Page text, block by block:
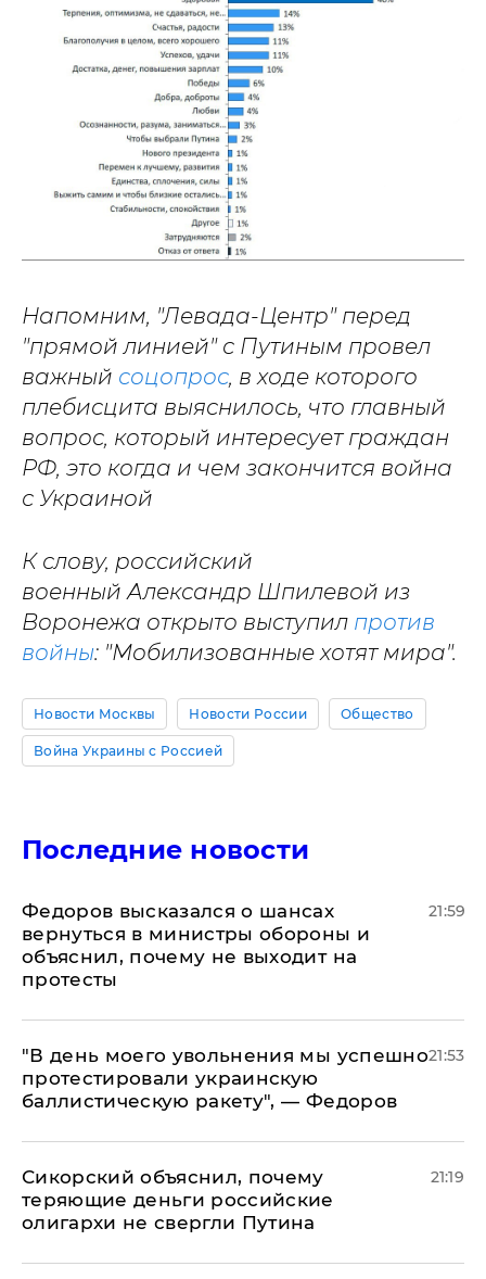
Напомним, "Левада-Центр" перед
"прямой линией" с Путиным провел
важный соцопрос, в ходе которого
плебисцита выяснилось, что главный
вопрос, который интересует граждан
РФ, это когда и чем закончится война
с Украиной
К слову, российский
военный Александр Шпилевой из
Воронежа открыто выступил против
войны: "Мобилизованные хотят мира".
Новости Москвы Новости России Общество
Война Украины с Россией
Последние новости
Федоров высказался о шансах
вернуться в министры обороны и
объяснил, почему не выходит на
протесты
21:59
​"В день моего увольнения мы успешно
протестировали украинскую
баллистическую ракету", — Федоров
21:53
Сикорский объяснил, почему
теряющие деньги российские
олигархи не свергли Путина
21:19